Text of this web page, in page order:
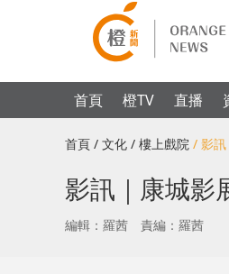
首頁 橙TV 直播
首頁 / 文化 / 樓上戲院 / 影訊
影訊｜康城影
編輯：羅茜 責編：羅茜